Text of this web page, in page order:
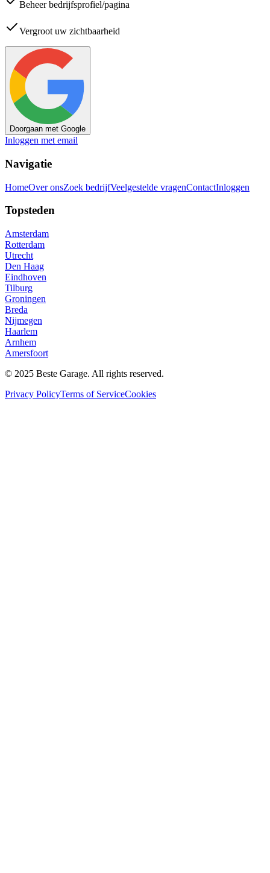
Beheer bedrijfsprofiel/pagina
Vergroot uw zichtbaarheid
Doorgaan met Google
Inloggen met email
Navigatie
HomeOver onsZoek bedrijfVeelgestelde vragenContactInloggen
Topsteden
Amsterdam
Rotterdam
Utrecht
Den Haag
Eindhoven
Tilburg
Groningen
Breda
Nijmegen
Haarlem
Arnhem
Amersfoort
© 2025 Beste Garage. All rights reserved.
Privacy PolicyTerms of ServiceCookies